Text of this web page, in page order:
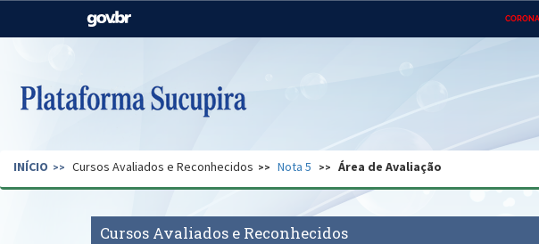
Casa Civil
Pecuária e Abastecimento
Ministério do
Regional
Secretaria de Governo Gabinete de Segurança Advocacia-Geral da
INÍCIO Cursos Avaliados e Reconhecidos Nota 5 Área de Avaliação
Cursos Avaliados e Reconhecidos